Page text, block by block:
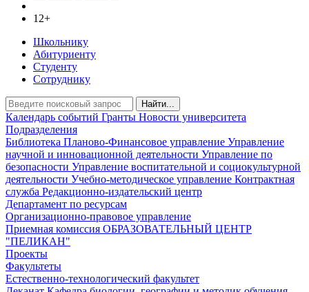
12+
Школьнику
Абитуриенту
Студенту
Сотруднику
Найти...
Календарь событий Гранты Новости университета
Подразделения
Библиотека Планово-Финансовое управление Управление
научной и инновационной деятельности Управление по
безопасности Управление воспитательной и социокультурной
деятельности Учебно-методическое управление Контрактная
служба Редакционно-издательский центр
Департамент по ресурсам
Организационно-правовое управление
Приемная комиссия ОБРАЗОВАТЕЛЬНЫЙ ЦЕНТР
"ПЕЛИКАН"
Проекты
Факультеты
Естественно-технологический факультет